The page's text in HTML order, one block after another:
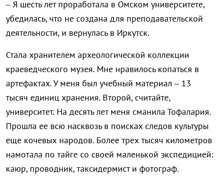
– Я шесть лет проработала в Омском университете,
убедилась, что не создана для преподавательской
деятельности, и вернулась в Иркутск.
Стала хранителем археологической коллекции
краеведческого музея. Мне нравилось копаться в
артефактах. У меня был учебный материал – 13
тысяч единиц хранения. Второй, считайте,
университет. На десять лет меня сманила Тофалария.
Прошла ее всю насквозь в поисках следов культуры
еще кочевых народов. Более трех тысяч километров
намотала по тайге со своей маленькой экспедицией:
каюр, проводник, таксидермист и фотограф.